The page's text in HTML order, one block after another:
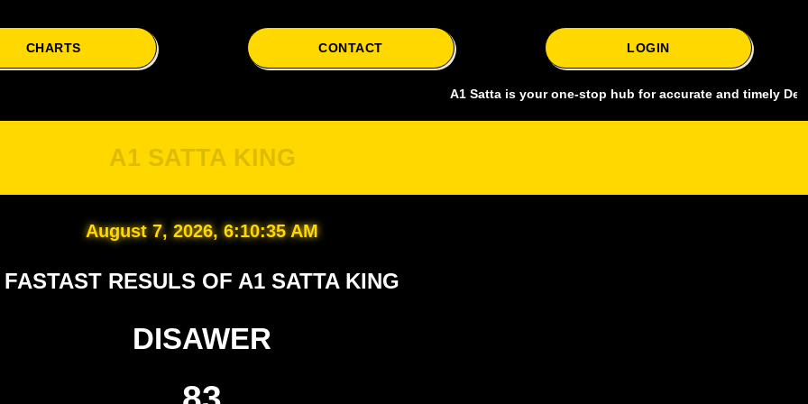
CHARTS CONTACT LOGIN
A1 Satta is your one-stop hub for accurate and timely Delhi
A1 SATTA KING
August 7, 2026, 6:10:36 AM
FASTAST RESULS OF A1 SATTA KING
DISAWER